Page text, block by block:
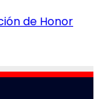
de Honor